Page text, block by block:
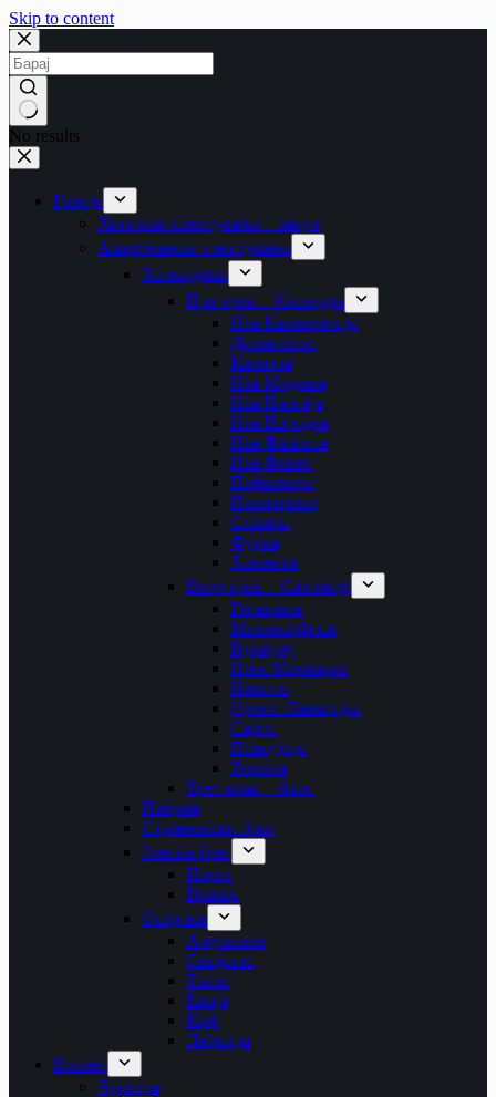
Skip to content
No results
Грција
Хотелско сместување – закуп
Апартманско сместување
Халкидики
Прв крак – Касандра
Неа Каликратија
Дионисиос
Калитеа
Неа Модања
Неа Плагија
Неа Потидеа
Неа Флогита
Неа Фокеа
Пефкохори
Полихроно
Сивири
Фурка
Ханиоти
Втор крак – Ситонија
Геракини
Метаморфоси
Вурвуру
Неос Мармарас
Никити
Ормос Панагијас
Сарти
Псакудија
Торони
Трет крак – Атос
Пиериа
Стримонски брег
Јонски брег
Парга
Врахос
Острови
Амулиани
Скијатос
Тасос
Евија
Крф
Лефкада
Египет
Хургада